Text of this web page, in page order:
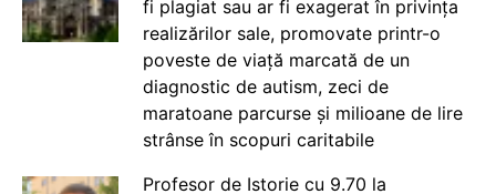
fi plagiat sau ar fi exagerat în privința
realizărilor sale, promovate printr-o
poveste de viață marcată de un
diagnostic de autism, zeci de
maratoane parcurse și milioane de lire
strânse în scopuri caritabile
Profesor de Istorie cu 9.70 la